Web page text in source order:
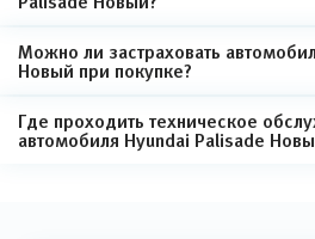
Можно ли застраховать
Новый при покупке?
Где проходить техническое
автомобиля Hyundai Palisade